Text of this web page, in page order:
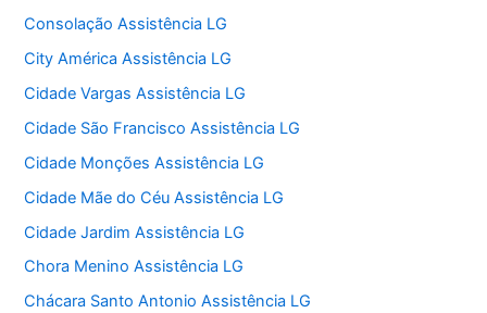
Consolação Assistência LG
City América Assistência LG
Cidade Vargas Assistência LG
Cidade São Francisco Assistência LG
Cidade Monções Assistência LG
Cidade Mãe do Céu Assistência LG
Cidade Jardim Assistência LG
Chora Menino Assistência LG
Chácara Santo Antonio Assistência LG